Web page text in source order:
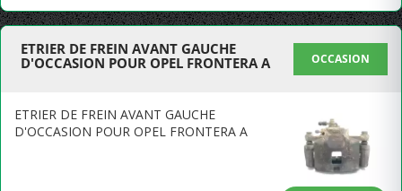
ETRIER DE FREIN AVANT GAUCHE
D'OCCASION POUR OPEL FRONTERA A
OCCASION
ETRIER DE FREIN AVANT GAUCHE
D'OCCASION POUR OPEL FRONTERA A